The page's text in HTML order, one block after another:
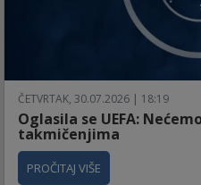
ČETVRTAK, 30.07.2026 | 18:19
Oglasila se UEFA:
takmičenjima
PROČITAJ VIŠE